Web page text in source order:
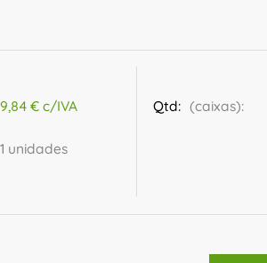
9,84 € c/IVA
1 unidades
Qtd: (caixas):